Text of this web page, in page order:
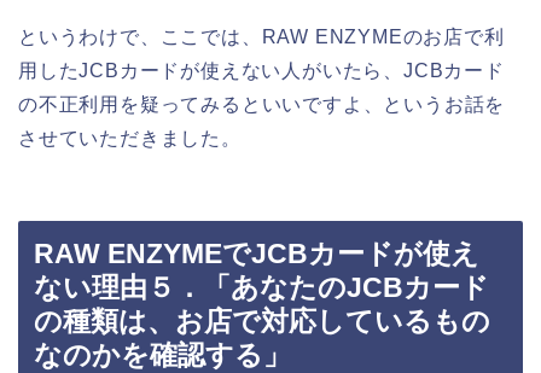
というわけで、ここでは、RAW ENZYMEのお店で利
用したJCBカードが使えない人がいたら、JCBカード
の不正利用を疑ってみるといいですよ、というお話を
させていただきました。
RAW ENZYMEでJCBカードが使え
ない理由５．「あなたのJCBカード
の種類は、お店で対応しているもの
なのかを確認する」